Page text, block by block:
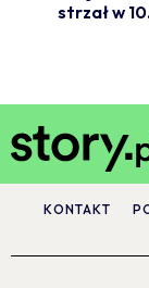
strzał w
KONTAKT